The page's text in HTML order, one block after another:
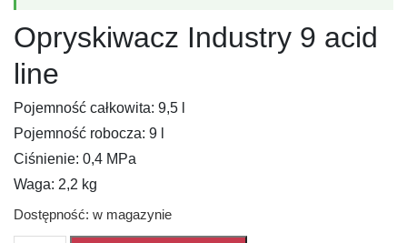
Opryskiwacz Industry 9 acid
line
Pojemność całkowita: 9,5 l
Pojemność robocza: 9 l
Ciśnienie: 0,4 MPa
Waga: 2,2 kg
Dostępność: w magazynie